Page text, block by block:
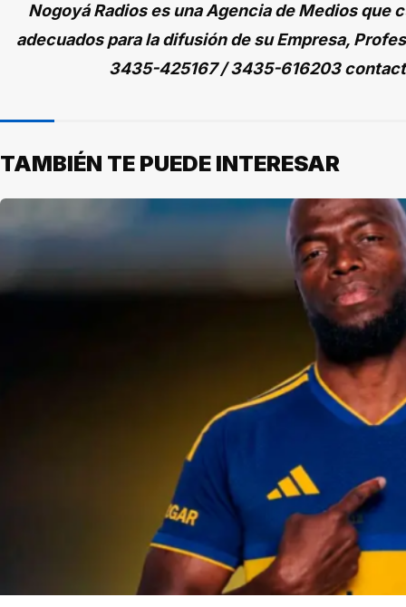
Nogoyá Radios es una Agencia de Medios
adecuados para la difusión de su Empresa,
3435-425167 / 3435-616203
TAMBIÉN TE PUEDE INTERESAR